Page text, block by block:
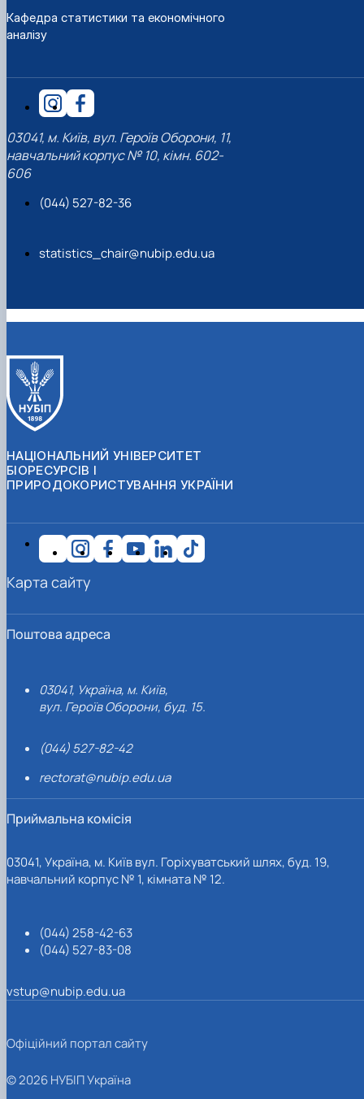
Кафедра статистики та економічного
аналізу
03041, м. Київ, вул. Героїв Оборони, 11,
навчальний корпус № 10, кімн. 602-
606
(044) 527-82-36
statistics_chair@nubip.edu.ua
НАЦІОНАЛЬНИЙ УНІВЕРСИТЕТ
БІОРЕСУРСІВ І
ПРИРОДОКОРИСТУВАННЯ УКРАЇНИ
Поштова адреса
03041, Україна, м. Київ,
вул. Героїв Оборони, буд. 15.
(044) 527-82-42
rectorat@nubip.edu.ua
Приймальна комісія
03041, Україна, м. Київ вул. Горіхуватський шлях, буд. 19,
навчальний корпус № 1, кімната № 12.
(044) 258-42-63
(044) 527-83-08
vstup@nubip.edu.ua
Карта сайту
Офіційний портал сайту
© 2026 НУБІП Україна